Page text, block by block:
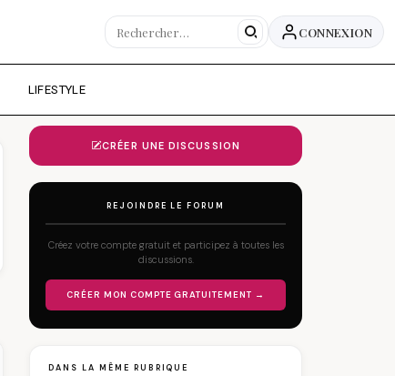
CONNEXION
LIFESTYLE
CRÉER UNE DISCUSSION
REJOINDRE LE FORUM
Créez votre compte gratuit et participez à toutes les
discussions.
CRÉER MON COMPTE GRATUITEMENT →
DANS LA MÊME RUBRIQUE